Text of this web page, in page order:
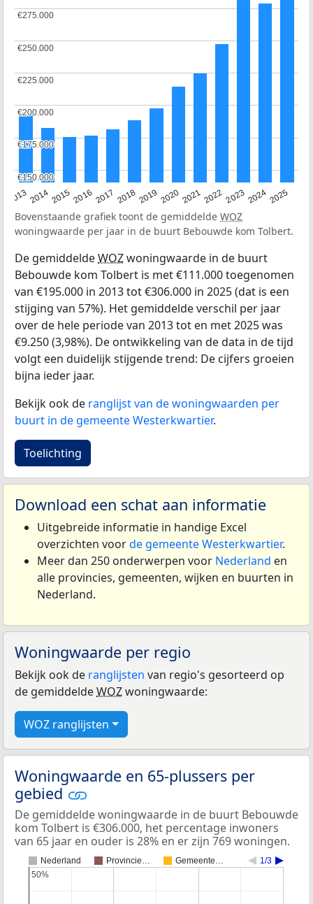
20132014201520162017 20182019 202020212022202320242025
€150.000
€150.000
€175.000
€175.000
€200.000
€200.000
€225.000
€225.000
€250.000
€250.000
€275.000
€275.000
Bovenstaande grafiek toont de gemiddelde WOZ
woningwaarde per jaar in de buurt Bebouwde kom Tolbert.
De gemiddeldeWOZwoningwaarde in de buurt
Bebouwde kom Tolbert is met €111.000 toegenomen
van €195.000 in 2013 tot €306.000 in 2025 (dat is een
stijging van 57%). Het gemiddelde verschil per jaar
over de hele periode van 2013 tot en met 2025 was
€9.250 (3,98%). De ontwikkeling van de data in de tijd
volgt een duidelijk stijgende trend: De cijfers groeien
bijna ieder jaar.
Bekijk ook de ranglijst van de woningwaarden per
buurt in de gemeente Westerkwartier.
Toelichting
Download een schat aan informatie
Uitgebreide informatie in handige Excel
overzichten voorde gemeente Westerkwartier.
Meer dan 250 onderwerpen voor Nederland en
alle provincies, gemeenten, wijken en buurten in
Nederland.
Woningwaarde per regio
Bekijk ook de ranglijsten van regio's gesorteerd op
de gemiddeldeWOZwoningwaarde:
WOZ ranglijsten
Woningwaarde en 65-plussers per
gebied
De gemiddelde woningwaarde in de buurt Bebouwde
kom Tolbert is €306.000, het percentage inwoners
van 65 jaar en ouder is 28% en er zijn 769 woningen.
Nederland Provincie… Gemeente… 1/3
50%
50%